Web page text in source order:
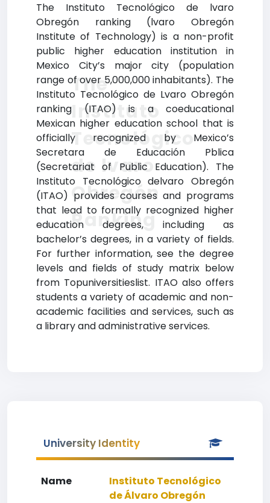
The Instituto Tecnológico de lvaro
Obregón ranking (lvaro Obregón
Institute of Technology) is a non-profit
public higher education institution in
Mexico City’s major city (population
range of over 5,000,000 inhabitants). The
Instituto Tecnológico de Lvaro Obregón
ranking (ITAO) is a coeducational
Mexican higher education school that is
officially recognized by Mexico’s
Secretara de Educación Pblica
(Secretariat of Public Education). The
Instituto Tecnológico delvaro Obregón
(ITAO) provides courses and programs
that lead to formally recognized higher
education degrees, including as
bachelor’s degrees, in a variety of fields.
For further information, see the degree
levels and fields of study matrix below
from Topuniversitieslist. ITAO also offers
students a variety of academic and non-
academic facilities and services, such as
a library and administrative services.
The
Instituto
Tecnológico
de lvaro
Obregón
Ranking
University Identity
Name
Instituto Tecnológico
de Álvaro Obregón